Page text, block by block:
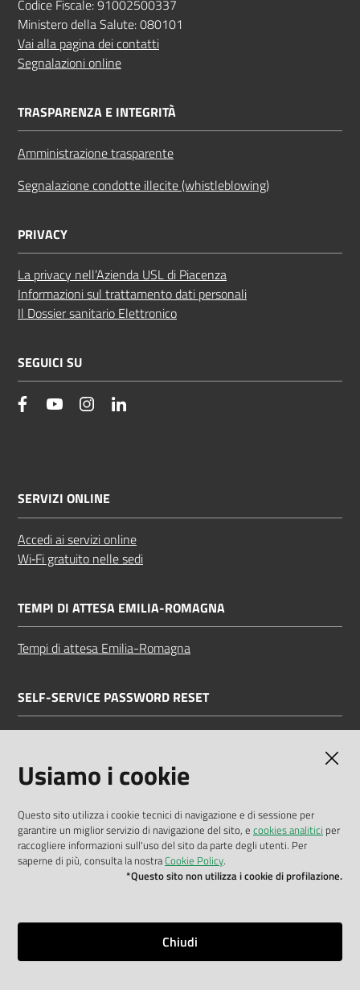
Codice Fiscale: 91002500337
Ministero della Salute: 080101
Vai alla pagina dei contatti
Segnalazioni online
TRASPARENZA E INTEGRITÀ
Amministrazione trasparente
Segnalazione condotte illecite (whistleblowing)
PRIVACY
La privacy nell’Azienda USL di Piacenza
Informazioni sul trattamento dati personali
Il Dossier sanitario Elettronico
SEGUICI SU
facebookYouTube Instagram
SERVIZI ONLINE
Accedi ai servizi online
Wi‑Fi gratuito nelle sedi
TEMPI DI ATTESA EMILIA-ROMAGNA
Tempi di attesa Emilia-Romagna
SELF-SERVICE PASSWORD RESET
Dichiarazione di accessibilità
Privacy policy
Mappa del sito
Usiamo i cookie
Questo sito utilizza i cookie tecnici di navigazione e di sessione per
garantire un miglior servizio di navigazione del sito, e cookies analitici per
raccogliere informazioni sull'uso del sito da parte degli utenti. Per
saperne di più, consulta la nostraCookie Policy.
*Questo sito non utilizza i cookie di profilazione.
Chiudi